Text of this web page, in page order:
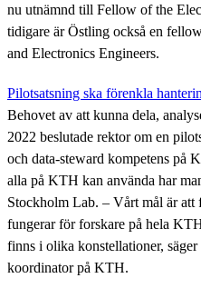
nu utnämnd till Fellow of the
tidigare är Östling också en
and Electronics Engineers.
Pilotsatsning ska förenkla
Behovet av att kunna dela,
2022 beslutade rektor om en
och data-steward kompetens på
alla på KTH kan använda har
Stockholm Lab. – Vårt mål är att
fungerar för forskare på hela
finns i olika konstellationer,
koordinator på KTH.